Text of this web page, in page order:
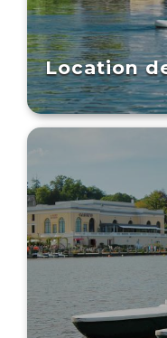
Location